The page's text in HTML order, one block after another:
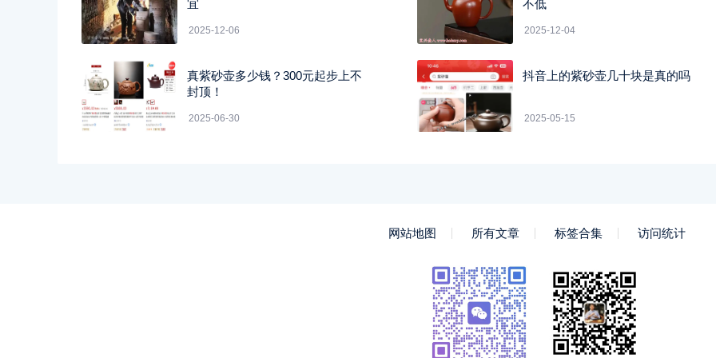
宜
2025-12-06
不低
2025-12-04
真紫砂壶多少钱？300元起步上不
封顶！
2025-06-30
抖音上的紫砂壶几十块是真的吗
2025-05-15
网站地图 所有文章 标签合集 访问统计